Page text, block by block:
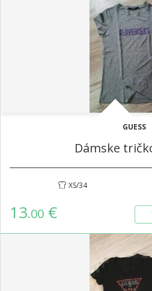
GUESS
Dámske
XS/34
13.00 €